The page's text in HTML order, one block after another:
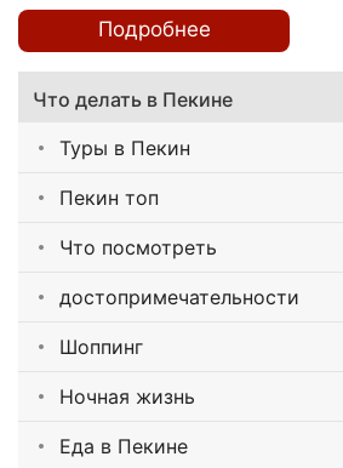
Подробнее
Что делать в Пекине
Туры в Пекин
Пекин топ
Что посмотреть
достопримечательности
Шоппинг
Ночная жизнь
Еда в Пекине